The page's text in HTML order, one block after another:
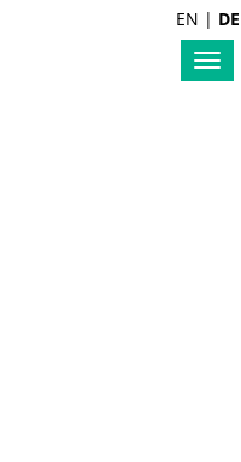
| DE
EN